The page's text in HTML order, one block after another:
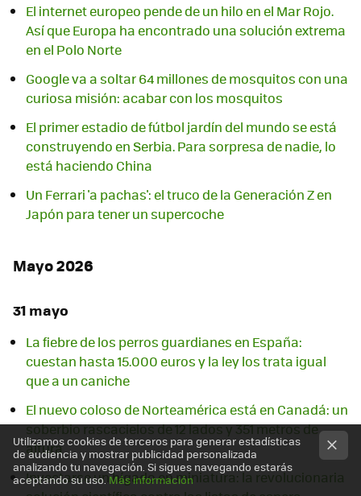
El internet europeo pende de un hilo en el Mar Rojo.
Así que Europa ha encontrado una solución extrema
en el Polo Norte
Google va a soltar 64 millones de mosquitos con una
curiosa misión: acabar con los mosquitos
El primer estadio de fútbol jardín del mundo se está
construyendo en Serbia. Para sorpresa de nadie, lo
está haciendo China
Un Ferrari 'a pachas': el truco de la Generación Z en
Japón para tener un supercoche
Mayo 2026
31 mayo
La fiebre de los perros guardianes en España:
cuestan hasta 15.000 euros y la ley los trata igual
que a un caniche
El nuevo coloso de Norteamérica está en Canadá: un
soberbio rascacielos de 12 lados y 351 metros de
altura
Inyectarse un hígado en miniatura: la revolucionaria
Utilizamos cookies de terceros para generar estadísticas
de audiencia y mostrar publicidad personalizada
analizando tu navegación. Si sigues navegando estarás
aceptando su uso.Más información